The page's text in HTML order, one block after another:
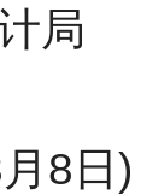
局
8日)